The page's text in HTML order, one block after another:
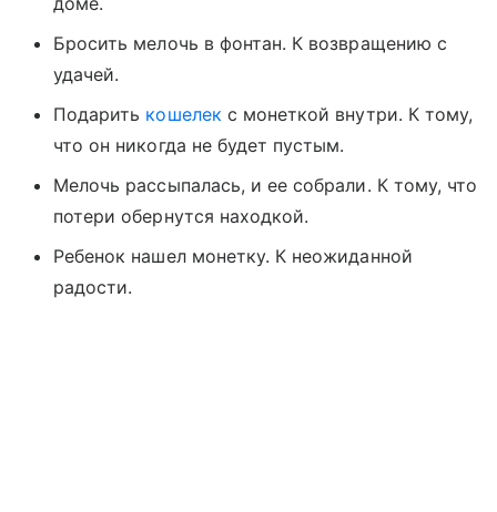
Бросить мелочь в фонтан. К возвращению с
удачей.
Подарить кошелек с монеткой внутри. К тому,
что он никогда не будет пустым.
Мелочь рассыпалась, и ее собрали. К тому, что
потери обернутся находкой.
Ребенок нашел монетку. К неожиданной
радости.